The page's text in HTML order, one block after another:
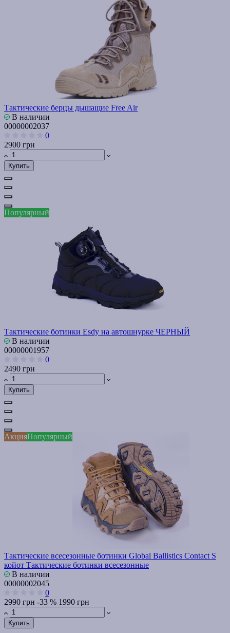
Тактические берцы дышащие Free Air
В наличии
00000002037
0
2900 грн
Купить
Популярный
Тактические ботинки Esdy на автошнурке ЧЕРНЫЙ
В наличии
00000001957
0
2490 грн
Купить
АкцияПопулярный
Тактические всесезонные ботинки Global Ballistics Contact S
койот Тактические ботинки всесезонные
В наличии
00000002045
0
2990 грн -33 % 1990 грн
Купить